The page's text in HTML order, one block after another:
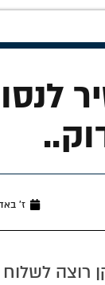
ז׳
רוצה
מבקשת